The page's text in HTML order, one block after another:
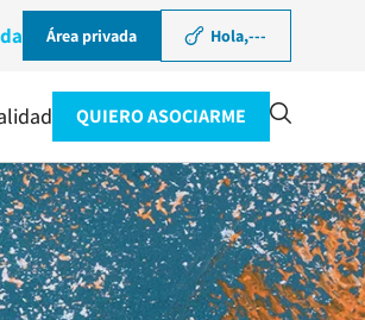
Área privada Hola,---
QUIERO ASOCIARME